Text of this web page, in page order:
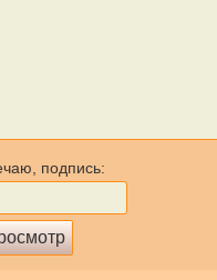
подпись: